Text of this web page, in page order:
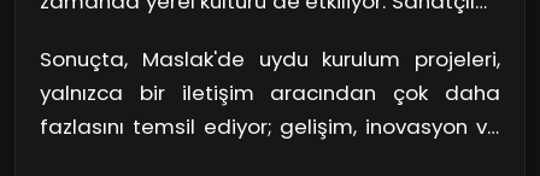
uzaktan iletişim sistemleri, acil durum
yönetiminde hayati bir rol oynuyor. Bu tür
sistemler, doğal afetler sırasında ihtiyaç
duyulan hızlı ve güvenilir iletişim ağlarını
sistemleri, şehirlerin daha akıllı hale gelmesini
sağlıyor. Düşünsenize, bir şehirdeki altyapı
sorunlarını anlık olarak tespit edebilmek, ne
kadar büyük bir avantaj sağlar!
sayesinde eserlerini daha geniş kitlelere
ulaştırma fırsatı buluyor. Bu durum, Maslak'nin
yaratıcı potansiyelini zirveye taşıyor ve
Sonuçta, Maslak'de uydu kurulum projeleri,
yalnızca bir iletişim aracından çok daha
fazlasını temsil ediyor; gelişim, inovasyon ve